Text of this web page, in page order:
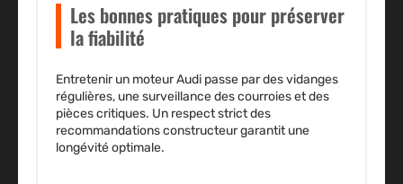
Les bonnes pratiques pour préserver
la fiabilité
Entretenir un moteur Audi passe par des vidanges
régulières, une surveillance des courroies et des
pièces critiques. Un respect strict des
recommandations constructeur garantit une
longévité optimale.